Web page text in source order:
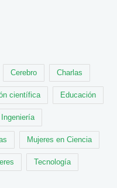
Cerebro Charlas
científica Educación
Ingeniería
Mujeres en Ciencia
Tecnología